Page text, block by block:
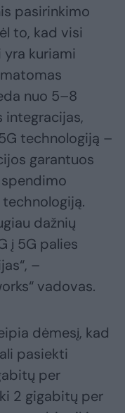
pasirinkimo
to, kad visi
kuriami
nuo 5–8
integracijas,
technologiją –
garantuos
spendimo
dažnių
į 5G palies
–
vadovas.
dėmesį, kad
pasiekti
per
2 gigabitų per